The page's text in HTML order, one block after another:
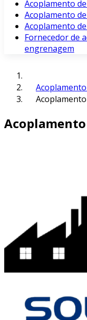
Acoplamento
Acoplamento
Acoplamento
Fornecedor de
engrenagem